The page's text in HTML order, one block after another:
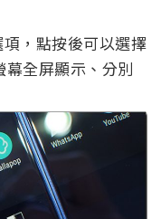
，點按後可以選擇
全屏顯示、分別